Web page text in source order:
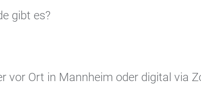
gibt es?
vor Ort in Mannheim oder digital via